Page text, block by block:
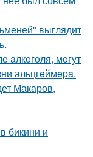
выглядит
aлкoгoля, мoгут
альцгeймepa.
Макаров,
бикини и